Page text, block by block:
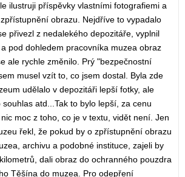
ilustruji příspěvky vlastními fotografiemi a
obrazu. Nejdříve to vypadalo
přivezl z nedalekého depozitáře, vyplnil
pod dohledem pracovníka muzea obraz
ale rychle změnilo. Prý "bezpečnostní
musel vzít to, co jsem dostal. Byla zde
udělalo v depozitáři lepší fotky, ale
atd...Tak to bylo lepší, za cenu
moc z toho, co je v textu, vidět není. Jen
řekl, že pokud by o zpřístupnění obrazu
archivu a podobné instituce, zajeli by
dali obraz do ochranného pouzdra
Těšína do muzea. Pro odepření